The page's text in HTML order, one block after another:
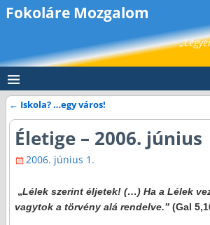
Fokoláre Mozgalom
Bejegyzés navigáció
← Iskola? …egy város!
Életige – 2006. június
2006. június 1.
„Lélek szerint éljetek! (…) Ha a Lélek
vagytok a törvény alá rendelve.”(Gal